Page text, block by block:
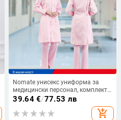
Nomate унисекс униформа за
медицински персонал, комплект с
дълъг ръкав, памук-полиестер
устойчивост, есен 2025
39.64€/77.53 лв
add_shopping_cart